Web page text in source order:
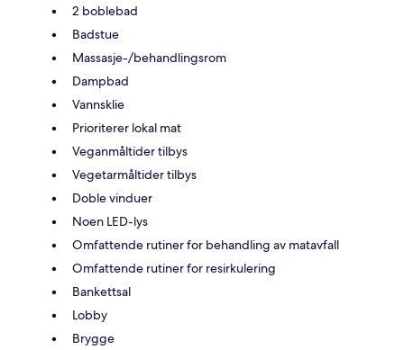
2 boblebad
Badstue
Massasje-/behandlingsrom
Dampbad
Vannsklie
Prioriterer lokal mat
Veganmåltider tilbys
Vegetarmåltider tilbys
Doble vinduer
Noen LED-lys
Omfattende rutiner for behandling av matavfall
Omfattende rutiner for resirkulering
Bankettsal
Lobby
Brygge